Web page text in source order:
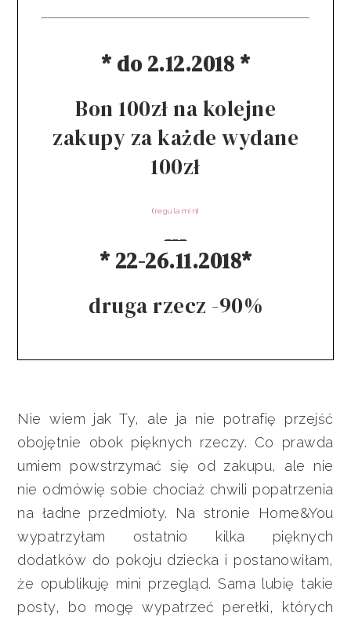
* do 2.12.2018 *
Bon 100zł na kolejne
zakupy za każde wydane
100zł
(regulamin)
* 22-26.11.2018*
druga rzecz -90%
Nie wiem jak Ty, ale ja nie potrafię przejść
obojętnie obok pięknych rzeczy. Co prawda
umiem powstrzymać się od zakupu, ale nie
nie odmówię sobie chociaż chwili popatrzenia
na ładne przedmioty. Na stronie Home&You
wypatrzyłam ostatnio kilka pięknych
dodatków do pokoju dziecka i postanowiłam,
że opublikuję mini przegląd. Sama lubię takie
posty, bo mogę wypatrzeć perełki, których